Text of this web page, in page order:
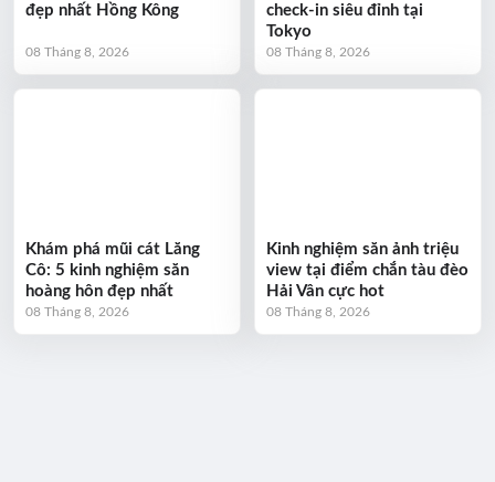
đẹp nhất Hồng Kông
08 Tháng 8, 2026
check-in siêu đỉnh tại
Tokyo
08 Tháng 8, 2026
Khám phá mũi cát Lăng
Cô: 5 kinh nghiệm săn
hoàng hôn đẹp nhất
08 Tháng 8, 2026
Kinh nghiệm săn ảnh triệu
view tại điểm chắn tàu đèo
Hải Vân cực hot
08 Tháng 8, 2026